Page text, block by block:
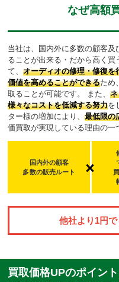
なぜ高額
当社は、国内外に多数の顧客及
ることが出来る・だから高く買
て、オーディオの修理・修復
価値を高めることができるため、
取ることが可能です。
また、
様々なコストを低減する努力を
ター様の増加により、最低限の
価買取が実現している理由の一
国内外の顧客
多数の販売ルート
他社より 1円
買取価格UPのポイント